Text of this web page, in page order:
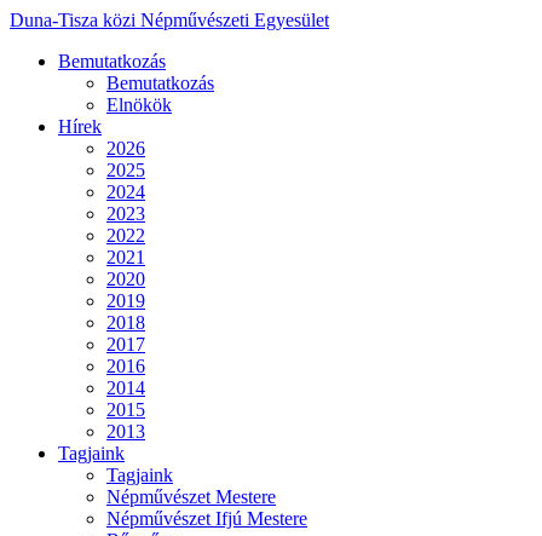
Duna-Tisza közi Népművészeti Egyesület
Bemutatkozás
Bemutatkozás
Elnökök
Hírek
2026
2025
2024
2023
2022
2021
2020
2019
2018
2017
2016
2014
2015
2013
Tagjaink
Tagjaink
Népművészet Mestere
Népművészet Ifjú Mestere